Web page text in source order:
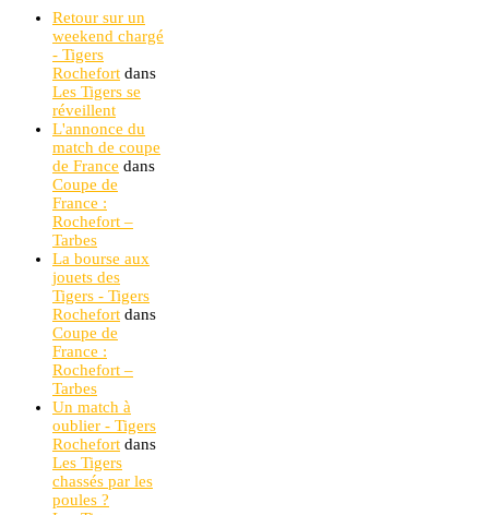
Retour sur un
weekend chargé
- Tigers
Rochefort dans
Les Tigers se
réveillent
L'annonce du
match de coupe
de France dans
Coupe de
France :
Rochefort –
Tarbes
La bourse aux
jouets des
Tigers - Tigers
Rochefort dans
Coupe de
France :
Rochefort –
Tarbes
Un match à
oublier - Tigers
Rochefort dans
Les Tigers
chassés par les
poules ?